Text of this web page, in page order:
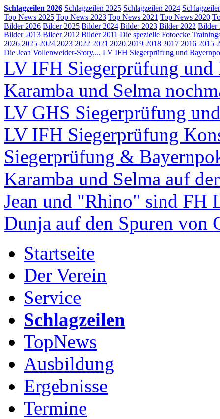
Schlagzeilen 2026 Schlagzeilen 2025 Schlagzeilen 2024
Top News 2025 Top News 2023 Top News 2021 Top News 2020
Bilder 2026 Bilder 2025 Bilder 2024 Bilder 2023 Bilder 2022 Bilder
Bilder 2013 Bilder 2012 Bilder 2011 Die spezielle Fotoecke
2026 2025 2024 2023 2022 2021 2020 2019 2018 2017 2016 2015
Die Jean Vollenweider-Story.... LV IFH Siegerprüfung und
LV IFH Siegerprüfung
Karamba und Selma
LV GHS Siegerprüfung
LV IFH Siegerprüfung
Siegerprüfung &
Karamba und Selma auf
Jean und "Rhino" sind FH
Dunja auf den Spuren von
Startseite
Der Verein
Service
Schlagzeilen
TopNews
Ausbildung
Ergebnisse
Termine